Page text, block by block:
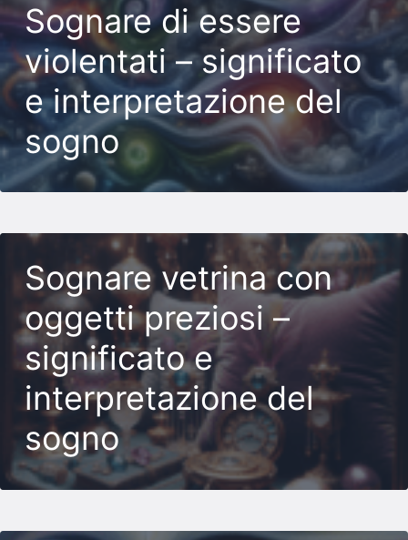
Sognare di essere
violentati – significato
e interpretazione del
sogno
Sognare vetrina con
oggetti preziosi –
significato e
interpretazione del
sogno